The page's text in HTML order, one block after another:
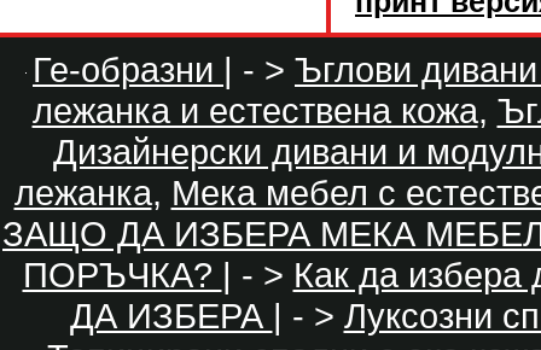
Ге-образни | - > Ъглови
лежанка и естествена кожа,
Дизайнерски дивани и
лежанка, Мека мебел с
ЗАЩО ДА ИЗБЕРА МЕКА
ПОРЪЧКА? | - > Как да избера
ДА ИЗБЕРА | - > Луксозни